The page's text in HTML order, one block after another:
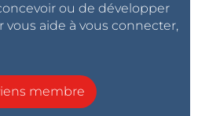
ou de développer
vous aide à vous connecter,
membre